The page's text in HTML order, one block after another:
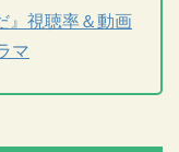
』視聴率＆動画
マ